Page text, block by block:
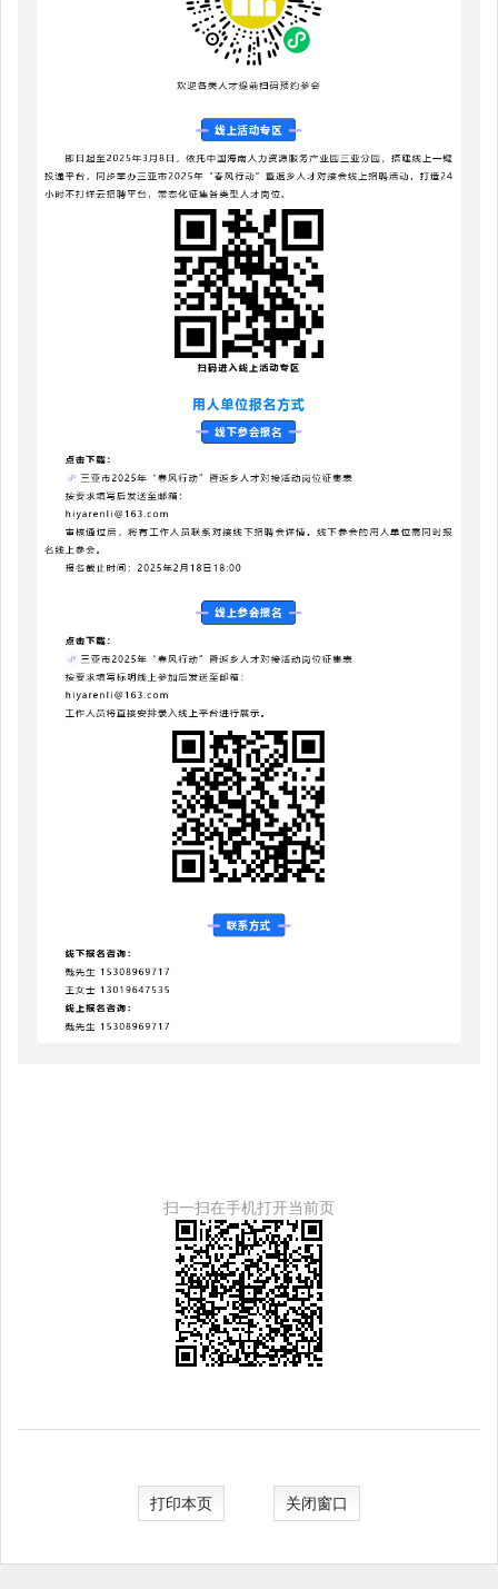
扫一扫在手机打开当前页
打印本页 关闭窗口